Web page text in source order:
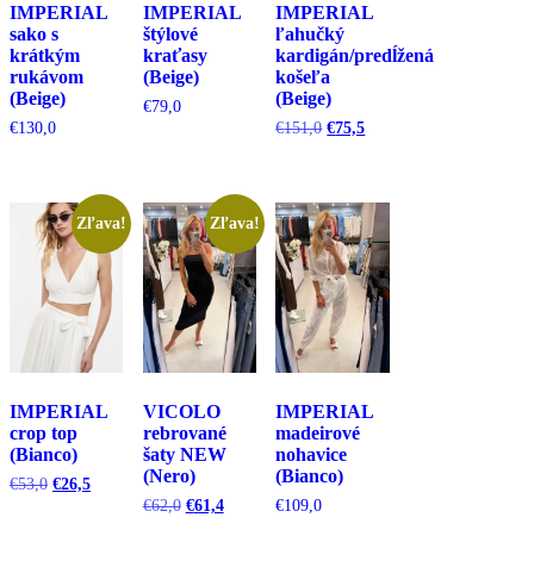
IMPERIAL
sako s
krátkým
rukávom
(Beige)
€130,0
IMPERIAL
štýlové
kraťasy
(Beige)
€79,0
IMPERIAL
ľahučký
kardigán/predĺžená
košeľa
(Beige)
€151,0 Pôvodná
€75,5Aktuálna
Zľava!
IMPERIAL
crop top
(Bianco)
€53,0 Pôvodná
€26,5Aktuálna
Zľava!
VICOLO
rebrované
šaty NEW
(Nero)
€62,0 Pôvodná
€61,4Aktuálna
IMPERIAL
madeirové
nohavice
(Bianco)
€109,0